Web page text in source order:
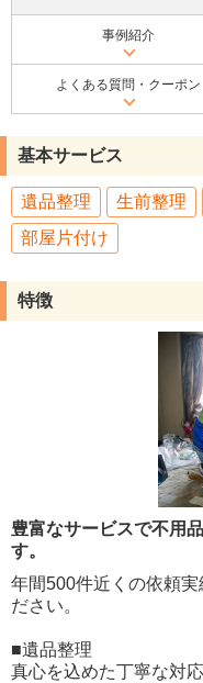
事例紹介
よくある質問・クーポン
基本サービス
遺品整理 生前整理
部屋片付け
特徴
豊富なサービスで不用
す。
年間500件近くの依頼
ださい。
■遺品整理
真心を込めた丁寧な対